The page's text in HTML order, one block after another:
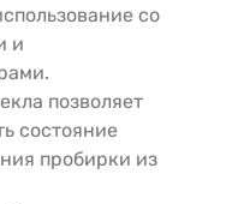
со
и
позволяет
состояние
пробирки из